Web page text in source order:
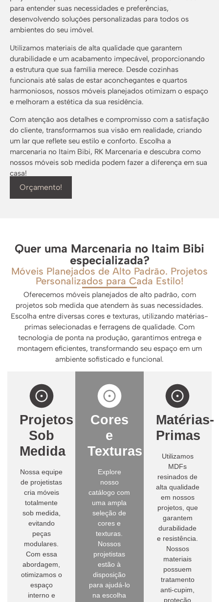
para entender suas necessidades e preferências,
desenvolvendo soluções personalizadas para todos os
ambientes do seu imóvel.
Utilizamos materiais de alta qualidade que garantem
durabilidade e um acabamento impecável, proporcionando
a estrutura que sua família merece. Desde cozinhas
funcionais até salas de estar aconchegantes e quartos
harmoniosos, nossos móveis planejados otimizam o espaço
e melhoram a estética da sua residência.
Com atenção aos detalhes e compromisso com a satisfação
do cliente, transformamos sua visão em realidade, criando
um lar que reflete seu estilo e conforto. Escolha a
marcenaria no Itaim Bibi, RK Marcenaria e descubra como
nossos móveis sob medida podem fazer a diferença em sua
casa!
Orçamento!
Quer uma Marcenaria no Itaim Bibi
especializada?
Móveis Planejados de Alto Padrão. Projetos
Personalizados para Cada Estilo!
Oferecemos móveis planejados de alto padrão, com
projetos sob medida que atendem às suas necessidades.
Escolha entre diversas cores e texturas, utilizando matérias-
primas selecionadas e ferragens de qualidade. Com
tecnologia de ponta na produção, garantimos entrega e
montagem eficientes, transformando seu espaço em um
ambiente sofisticado e funcional.
Projetos
Sob
Medida
Nossa equipe
de projetistas
cria móveis
totalmente
sob medida,
evitando
peças
modulares.
Com essa
abordagem,
otimizamos o
espaço
interno e
Cores
e
Texturas
Explore
nosso
catálogo com
uma ampla
seleção de
cores e
texturas.
Nossos
projetistas
estão à
disposição
para ajudá-lo
na escolha
Matérias-
Primas
Utilizamos
MDFs
resinados de
alta qualidade
em nossos
projetos, que
garantem
durabilidade
e resistência.
Nossos
materiais
possuem
tratamento
anti-cupim,
proteção